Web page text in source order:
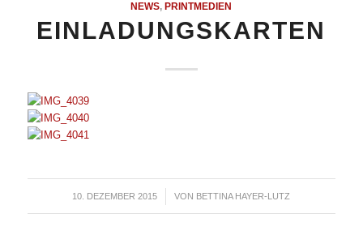
NEWS, PRINTMEDIEN
EINLADUNGSKARTEN
10. DEZEMBER 2015
/ VON BETTINA HAYER-LUTZ